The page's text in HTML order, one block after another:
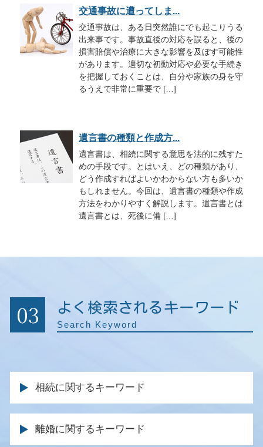
交通事故に遭ってしま...
交通事故は、ある日突然誰にでも起こりうる
出来事です。事故直後の対応を誤ると、後の
損害賠償や治療に大きな影響を及ぼす可能性
があります。適切な初動対応や必要な手続き
を把握しておくことは、自分や家族の身を守
るうえで非常に重要で […]
遺言書の種類と作成方...
遺言書は、相続に関する意思を法的に残すた
めの手段です。とはいえ、どの種類があり、
どう作成すればよいかわからない方も多いか
もしれません。今回は、遺言書の種類や作成
方法をわかりやすく解説します。遺言書とは
遺言書とは、死後に備 […]
03 よく検索されるキーワード
Search Keyword
相続に関するキーワード
相続放棄 弁護士
死亡 保険金 相続
離婚に関するキーワード